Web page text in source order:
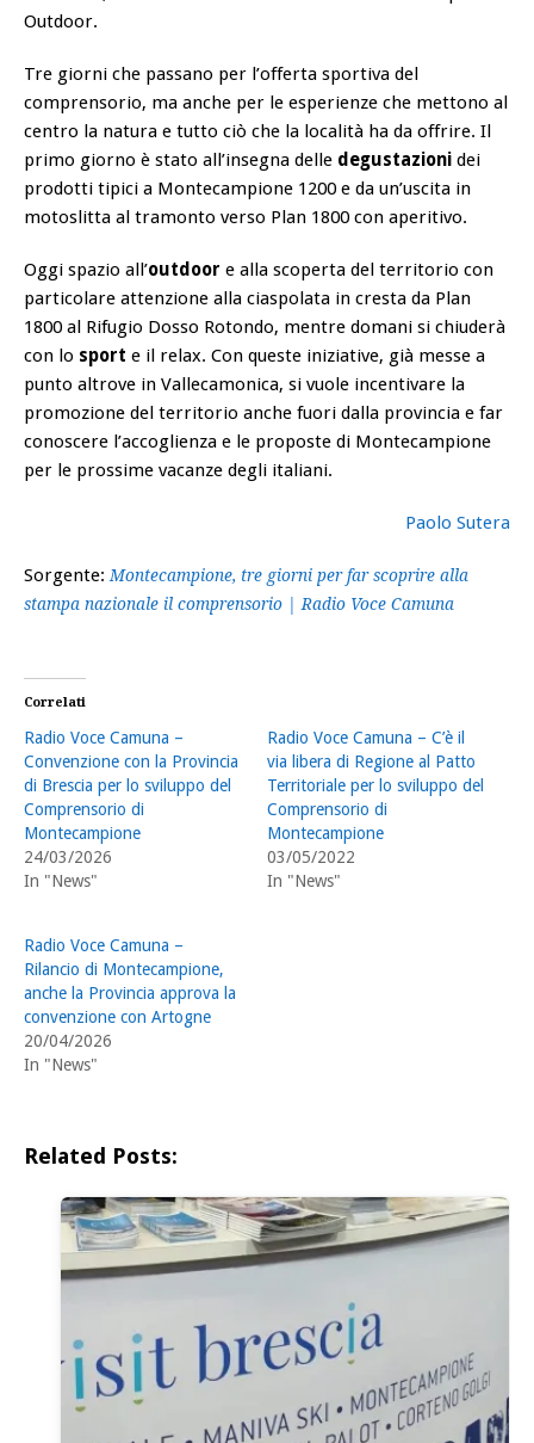
Outdoor.
Tre giorni che passano per l’offerta sportiva del
comprensorio, ma anche per le esperienze che mettono al
centro la natura e tutto ciò che la località ha da offrire. Il
primo giorno è stato all’insegna delle degustazioni dei
prodotti tipici a Montecampione 1200 e da un’uscita in
motoslitta al tramonto verso Plan 1800 con aperitivo.
Oggi spazio all’outdoor e alla scoperta del territorio con
particolare attenzione alla ciaspolata in cresta da Plan
1800 al Rifugio Dosso Rotondo, mentre domani si chiuderà
con lo sport e il relax. Con queste iniziative, già messe a
punto altrove in Vallecamonica, si vuole incentivare la
promozione del territorio anche fuori dalla provincia e far
conoscere l’accoglienza e le proposte di Montecampione
per le prossime vacanze degli italiani.
Paolo Sutera
Sorgente:Montecampione, tre giorni per far scoprire alla
stampa nazionale il comprensorio | Radio Voce Camuna
Correlati
Radio Voce Camuna –
Convenzione con la Provincia
di Brescia per lo sviluppo del
Comprensorio di
Montecampione
24/03/2026
In "News"
Radio Voce Camuna – C’è il
via libera di Regione al Patto
Territoriale per lo sviluppo del
Comprensorio di
Montecampione
03/05/2022
In "News"
Radio Voce Camuna –
Rilancio di Montecampione,
anche la Provincia approva la
convenzione con Artogne
20/04/2026
In "News"
Related Posts: